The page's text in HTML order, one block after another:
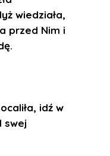
wiedziała,
przed Nim i
idź w
swej